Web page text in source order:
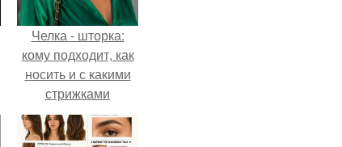
Челка - шторка:
кому подходит, как
носить и с какими
стрижками
сочетать.